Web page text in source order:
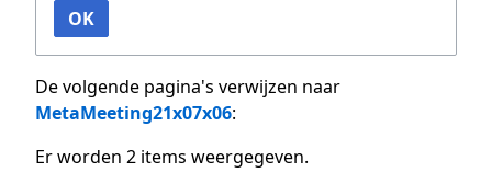
OK
De volgende pagina's verwijzen naar
MetaMeeting21x07x06:
Er worden 2 items weergegeven.